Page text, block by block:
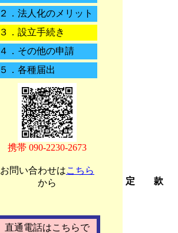
２． 法人化のメリット
３． 設立手続き
４． その他の申請
５． 各種届出
携帯 090-2230-2673
お問い合わせはこちら
から
直通電話はこちらで
定 款